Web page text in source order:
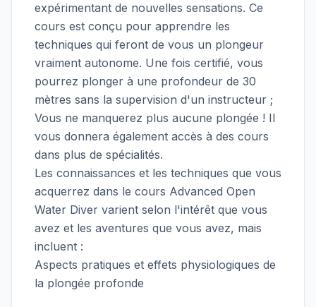
expérimentant de nouvelles sensations. Ce
cours est conçu pour apprendre les
techniques qui feront de vous un plongeur
vraiment autonome. Une fois certifié, vous
pourrez plonger à une profondeur de 30
mètres sans la supervision d'un instructeur ;
Vous ne manquerez plus aucune plongée ! Il
vous donnera également accès à des cours
dans plus de spécialités.
Les connaissances et les techniques que vous
acquerrez dans le cours Advanced Open
Water Diver varient selon l'intérêt que vous
avez et les aventures que vous avez, mais
incluent :
Aspects pratiques et effets physiologiques de
la plongée profonde